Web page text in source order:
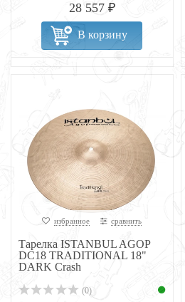
28 557 ₽
В корзину
избранное сравнить
Тарелка ISTANBUL AGOP
DC18 TRADITIONAL 18"
DARK Crash
(0)